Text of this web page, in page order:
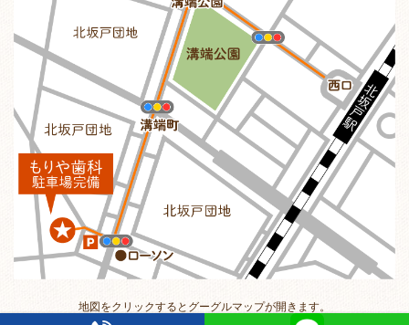
地図をクリックするとグーグルマップが開きます。